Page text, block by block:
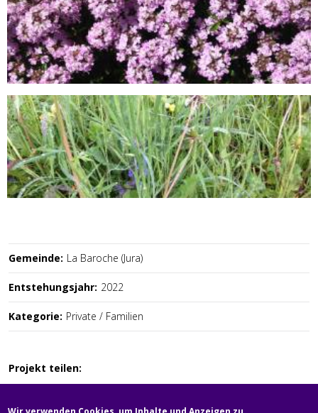
Gemeinde: La Baroche (Jura)
Entstehungsjahr: 2022
Kategorie: Private / Familien
Projekt teilen: